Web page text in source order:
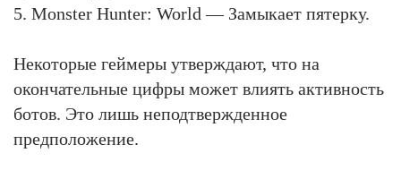
5. Monster Hunter: World — Замыкает пятерку.
Некоторые геймеры утверждают, что на
окончательные цифры может влиять активность
ботов. Это лишь неподтвержденное
предположение.